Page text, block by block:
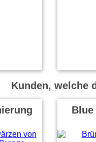
Kunden, welche
Blue